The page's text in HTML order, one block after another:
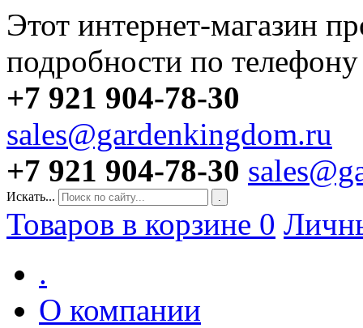
Этот интернет-магазин
подробности по телефону
+7 921 904-78-30
sales@gardenkingdom.ru
+7 921 904-78-30
Искать... .
Товаров в корзине 0
.
О компании